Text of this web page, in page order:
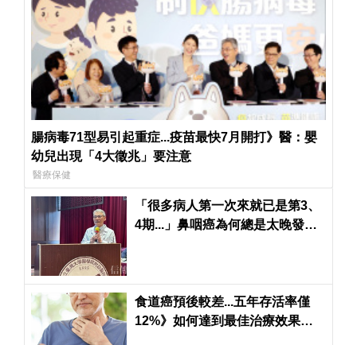
腸病毒71型易引起重症...疫苗最快7月開打》醫：嬰
幼兒出現「4大徵兆」要注意
醫療保健
「很多病人第一次來就已是第3、
4期...」鼻咽癌為何總是太晚發
食道癌預後較差...五年存活率僅
12%》如何達到最佳治療效果？